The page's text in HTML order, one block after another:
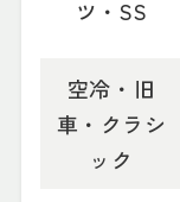
ツ・SS
空冷・旧
車・クラシ
ック